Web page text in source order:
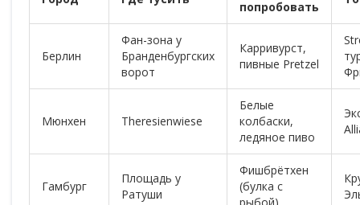
попробовать
Берлин
Фан-зона у
Бранденбургских
ворот
Карривурст,
пивные Pretzel
Мюнхен Theresienwiese
Белые
колбаски,
ледяное пиво
Гамбург
Площадь у
Ратуши
Фишбрётхен
(булка с